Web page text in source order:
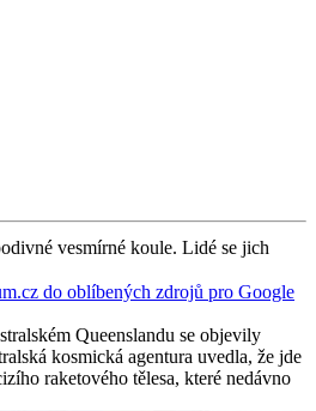
vesmírné koule. Lidé se jich
do oblíbených zdrojů pro Google
Queenslandu se objevily
kosmická agentura uvedla, že jde
raketového tělesa, které nedávno